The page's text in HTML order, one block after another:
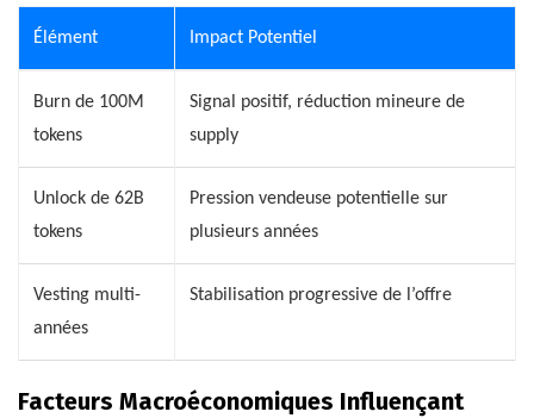
Élément Impact Potentiel
Burn de 100M
tokens
Signal positif, réduction mineure de
supply
Unlock de 62B
tokens
Pression vendeuse potentielle sur
plusieurs années
Vesting multi-
années
Stabilisation progressive de l’offre
Facteurs Macroéconomiques Influençant